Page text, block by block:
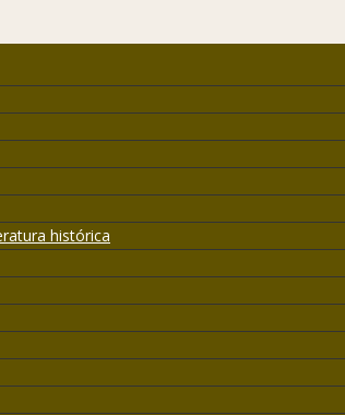
histórica